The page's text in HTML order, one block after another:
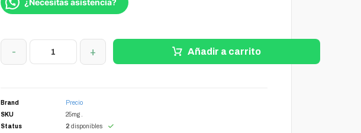
¿Necesitas asistencia?
- + Añadir a carrito
Brand
Precio
SKU
25mg .
Status
2 disponibles